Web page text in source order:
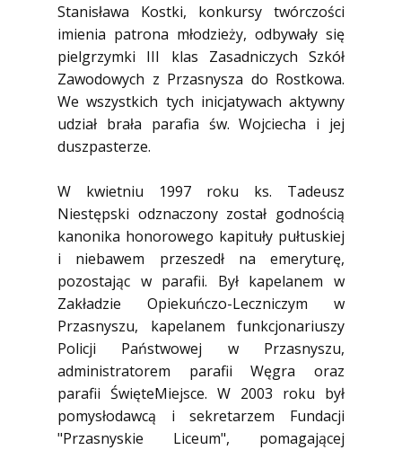
Stanisława Kostki, konkursy twórczości
imienia patrona młodzieży, odbywały się
pielgrzymki III klas Zasadniczych Szkół
Zawodowych z Przasnysza do Rostkowa.
We wszystkich tych inicjatywach aktywny
udział brała parafia św. Wojciecha i jej
duszpasterze.
W kwietniu 1997 roku ks. Tadeusz
Niestępski odznaczony został godnością
kanonika honorowego kapituły pułtuskiej
i niebawem przeszedł na emeryturę,
pozostając w parafii. Był kapelanem w
Zakładzie Opiekuńczo-Leczniczym w
Przasnyszu, kapelanem funkcjonariuszy
Policji Państwowej w Przasnyszu,
administratorem parafii Węgra oraz
parafii ŚwięteMiejsce. W 2003 roku był
pomysłodawcą i sekretarzem Fundacji
"Przasnyskie Liceum", pomagającej